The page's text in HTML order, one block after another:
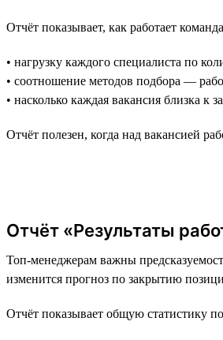
Отчёт показывает, как работает
• нагрузку каждого специалиста по
• соотношение методов подбора —
• насколько каждая вакансия близка к
Отчёт полезен, когда над вакансией
Отчёт «Результаты
Топ-менеджерам важны
изменится прогноз по закрытию
Отчёт показывает общую статистику